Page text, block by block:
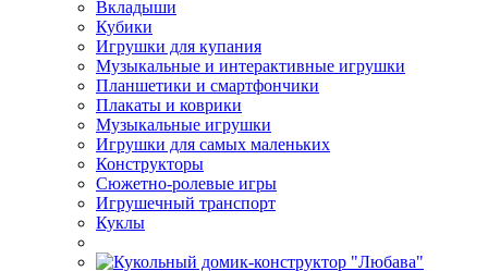
Вкладыши
Кубики
Игрушки для купания
Музыкальные и интерактивные игрушки
Планшетики и смартфончики
Плакаты и коврики
Музыкальные игрушки
Игрушки для самых маленьких
Конструкторы
Сюжетно-ролевые игры
Игрушечный транспорт
Куклы